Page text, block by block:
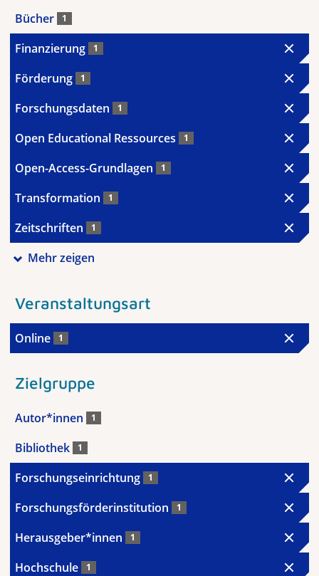
Bücher 1
Finanzierung 1
Förderung 1
Forschungsdaten 1
Open Educational Ressources 1
Open-Access-Grundlagen 1
Transformation 1
Zeitschriften 1
Mehr zeigen
Veranstaltungsart
Online 1
Zielgruppe
Autor*innen 1
Bibliothek 1
Forschungseinrichtung 1
Forschungsförderinstitution 1
Herausgeber*innen 1
Hochschule 1